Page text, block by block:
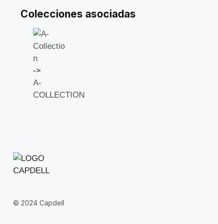
Colecciones asociadas
->
A-
COLLECTION
© 2024 Capdell